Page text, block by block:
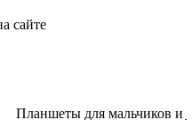
сайте
Планшеты для мальчиков и